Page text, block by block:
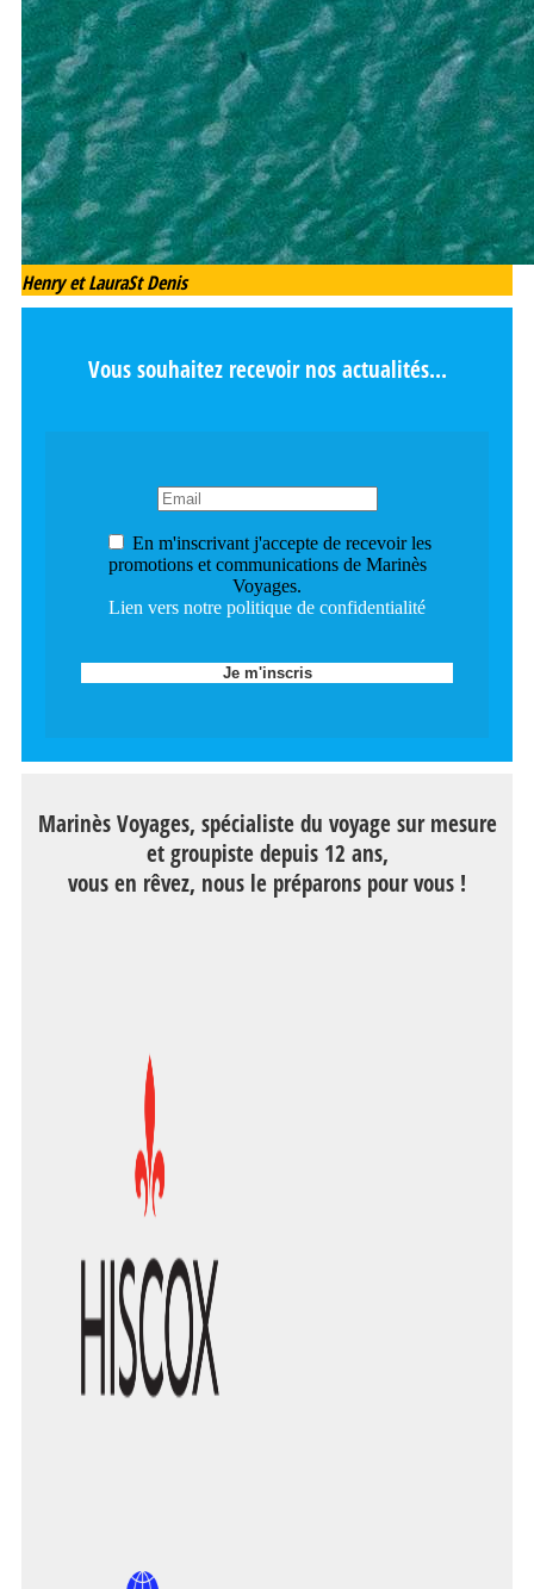
Henry et LauraSt Denis
Vous souhaitez recevoir nos actualités...
En m'inscrivant j'accepte de recevoir les
promotions et communications de Marinès
Voyages.
Lien vers notre politique de confidentialité
Marinès Voyages, spécialiste du voyage sur mesure
et groupiste depuis 12 ans,
vous en rêvez, nous le préparons pour vous !